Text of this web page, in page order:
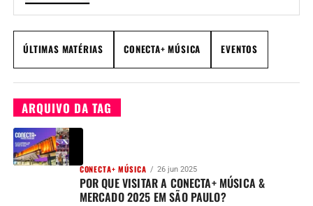
ÚLTIMAS MATÉRIAS CONECTA+ MÚSICA EVENTOS
ARQUIVO DA TAG
CONECTA+ MÚSICA 26 jun 2025
POR QUE VISITAR A CONECTA+ MÚSICA &
MERCADO 2025 EM SÃO PAULO?